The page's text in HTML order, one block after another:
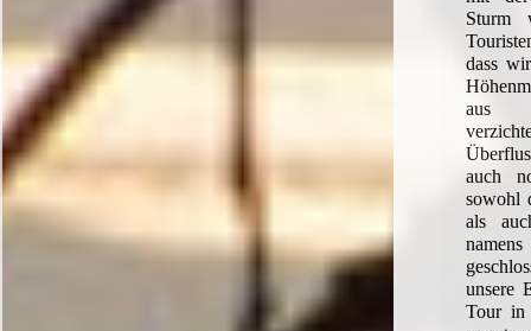
Sturm
dass
aus
auch
sowohl
als
unsere
Tour in